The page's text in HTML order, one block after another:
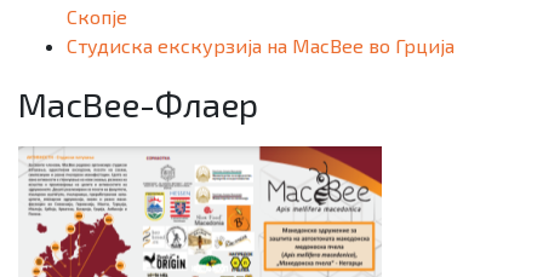
Скопје
Студиска екскурзија на MacBee во Грција
MacBee-Флаер